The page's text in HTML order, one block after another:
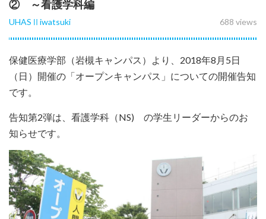
② ～看護学科編
688 views
UHASⅡiwatsuki
保健医療学部（岩槻キャンパス）より、2018年8月5日
（日）開催の「オープンキャンパス」についての開催告知
です。
告知第2弾は、看護学科（NS) の学生リーダーからのお
知らせです。